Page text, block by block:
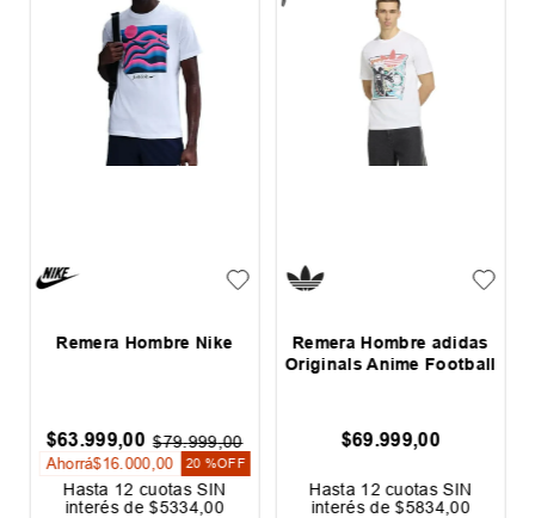
Remera Hombre Nike
$63.999,00 $79.999,00
Ahorrá$16 .000 ,00 20 %OFF
Hasta 12 cuotas SIN
interés de$5334 ,00
Remera Hombre adidas
Originals Anime Football
$69.999,00
Hasta 12 cuotas SIN
interés de$5834 ,00